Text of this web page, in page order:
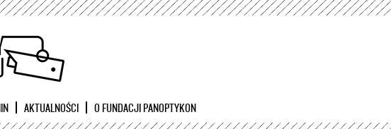
Przejdź
AKTUALNOŚCI O FUNDACJI PANOPTYKON